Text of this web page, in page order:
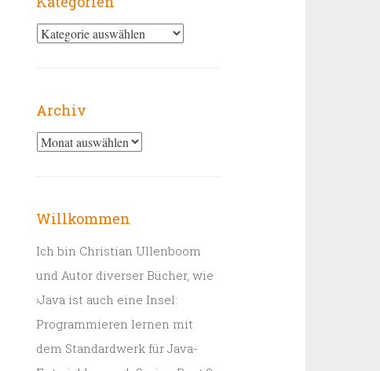
Kategorien
Archiv
Archiv
Willkommen
Ich bin Christian Ullenboom
und Autor diverser Bücher, wie
›Java ist auch eine Insel:
Programmieren lernen mit
dem Standardwerk für Java-